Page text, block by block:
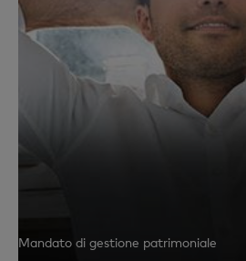
Mandato di gestione patrimoniale